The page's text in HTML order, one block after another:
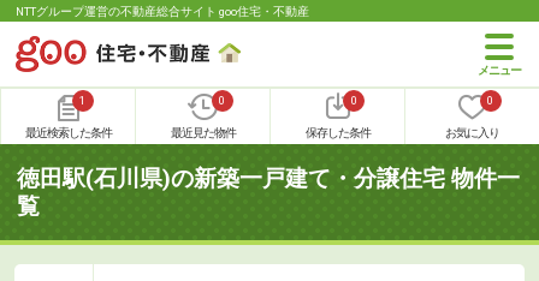
NTTグループ運営の不動産総合サイト goo住宅・不動産
1
最近検索した条件
0
最近見た物件
0
保存した条件
0
お気に入り
徳田駅(石川県)の新築一戸建て・分譲住宅 物件一
覧